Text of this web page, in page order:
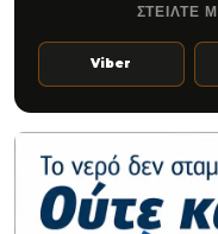
ΣΤΕΙΛΤΕ
Viber